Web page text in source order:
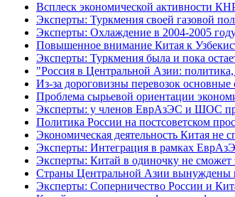
Всплеск экономической активности
Эксперты: Туркмения своей газовой
Эксперты: Охлаждение в 2004-2005
Повышенное внимание Китая к
Эксперты: Туркмения была и пока
"Россия в Центральной Азии:
Из-за дороговизны перевозок
Проблема сырьевой ориентации
Эксперты: у членов ЕврАзЭС и ШОС
Политика России на постсоветском
Экономическая деятельность Китая не
Эксперты: Интеграция в рамках
Эксперты: Китай в одиночку не сможет
Страны Центральной Азии вынуждены
Эксперты: Соперничество России и